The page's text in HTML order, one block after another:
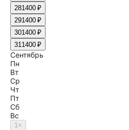
281400 ₽
291400 ₽
301400 ₽
311400 ₽
Сентябрь
Пн
Вт
Ср
Чт
Пт
Сб
Вс
1×